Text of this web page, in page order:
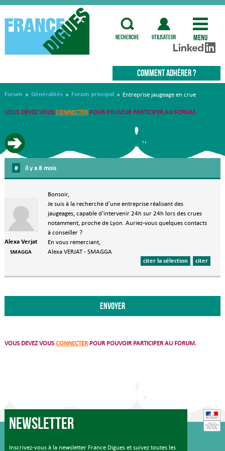
recherche utilisateur Menu
COMMENT ADHÉRER ?
Forum » Généralités » Forum principal » Entreprise jaugeage en crue
VOUS DEVEZ VOUS CONNECTERPOUR POUVOIR PARTICIPER AU FORUM.
Entreprise jaugeage en crue
# il y a 8 mois
Alexa Verjat
SMAGGA
Bonsoir,
Je suis à la recherche d'une entreprise réalisant des
jaugeages, capable d'intervenir 24h sur 24h lors des crues
notamment, proche de Lyon. Auriez-vous quelques contacts
à conseiller ?
En vous remerciant,
Alexa VERJAT - SMAGGA
citer
citer la sélection
VOUS DEVEZ VOUS CONNECTERPOUR POUVOIR PARTICIPER AU FORUM.
Newsletter
Inscrivez-vous à la newsletter France Digues et suivez toutes les